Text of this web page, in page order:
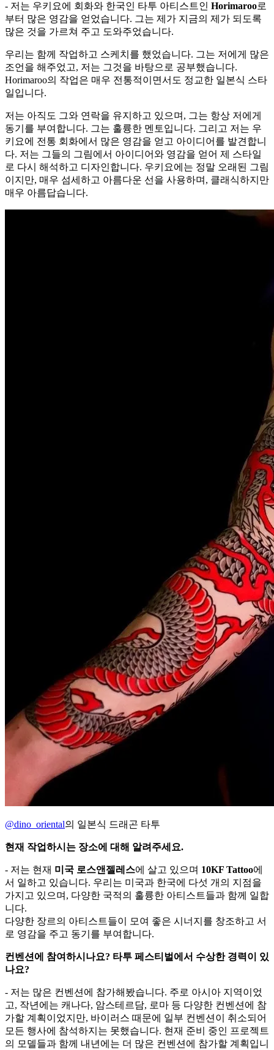
- 저는 우키요에 회화와 한국인 타투 아티스트인 Horimaroo로
부터 많은 영감을 얻었습니다. 그는 제가 지금의 제가 되도록
많은 것을 가르쳐 주고 도와주었습니다.
우리는 함께 작업하고 스케치를 했었습니다. 그는 저에게 많은
조언을 해주었고, 저는 그것을 바탕으로 공부했습니다.
Horimaroo의 작업은 매우 전통적이면서도 정교한 일본식 스타
일입니다.
저는 아직도 그와 연락을 유지하고 있으며, 그는 항상 저에게
동기를 부여합니다. 그는 훌륭한 멘토입니다. 그리고 저는 우
키요에 전통 회화에서 많은 영감을 얻고 아이디어를 발견합니
다. 저는 그들의 그림에서 아이디어와 영감을 얻어 제 스타일
로 다시 해석하고 디자인합니다. 우키요에는 정말 오래된 그림
이지만, 매우 섬세하고 아름다운 선을 사용하며, 클래식하지만
매우 아름답습니다.
@dino_oriental의 일본식 드래곤 타투
현재 작업하시는 장소에 대해 알려주세요.
- 저는 현재 미국 로스앤젤레스에 살고 있으며 10KF Tattoo에
서 일하고 있습니다. 우리는 미국과 한국에 다섯 개의 지점을
가지고 있으며, 다양한 국적의 훌륭한 아티스트들과 함께 일합
니다.
다양한 장르의 아티스트들이 모여 좋은 시너지를 창조하고 서
로 영감을 주고 동기를 부여합니다.
컨벤션에 참여하시나요? 타투 페스티벌에서 수상한 경력이 있
나요?
- 저는 많은 컨벤션에 참가해봤습니다. 주로 아시아 지역이었
고, 작년에는 캐나다, 암스테르담, 로마 등 다양한 컨벤션에 참
가할 계획이었지만, 바이러스 때문에 일부 컨벤션이 취소되어
모든 행사에 참석하지는 못했습니다. 현재 준비 중인 프로젝트
의 모델들과 함께 내년에는 더 많은 컨벤션에 참가할 계획입니